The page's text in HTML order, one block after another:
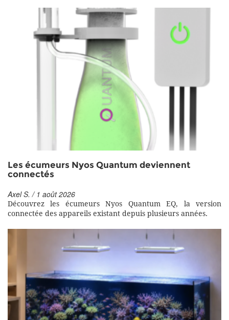
Les écumeurs Nyos Quantum deviennent
connectés
Axel S. / 1 août 2026
Découvrez les écumeurs Nyos Quantum EQ, la version
connectée des appareils existant depuis plusieurs années.